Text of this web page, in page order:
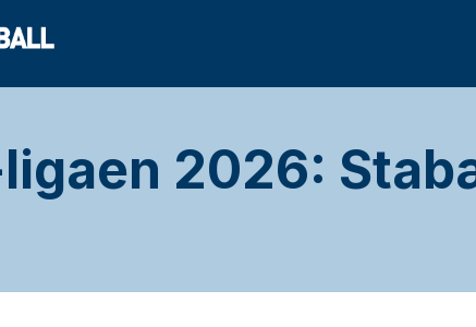
ligaen 2026: